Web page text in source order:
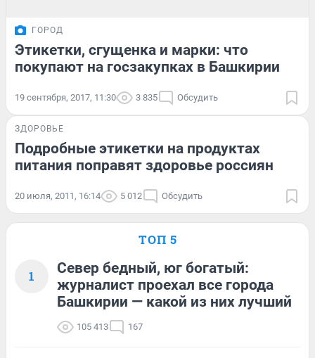
ГОРОД
Этикетки, сгущенка и марки: что
покупают на госзакупках в Башкирии
19 сентября, 2017, 11:30 3 835 Обсудить
ЗДОРОВЬЕ
Подробные этикетки на продуктах
питания поправят здоровье россиян
20 июля, 2011, 16:14 5 012 Обсудить
ТОП 5
1
Север бедный, юг богатый:
журналист проехал все города
Башкирии — какой из них лучший
105 413 167